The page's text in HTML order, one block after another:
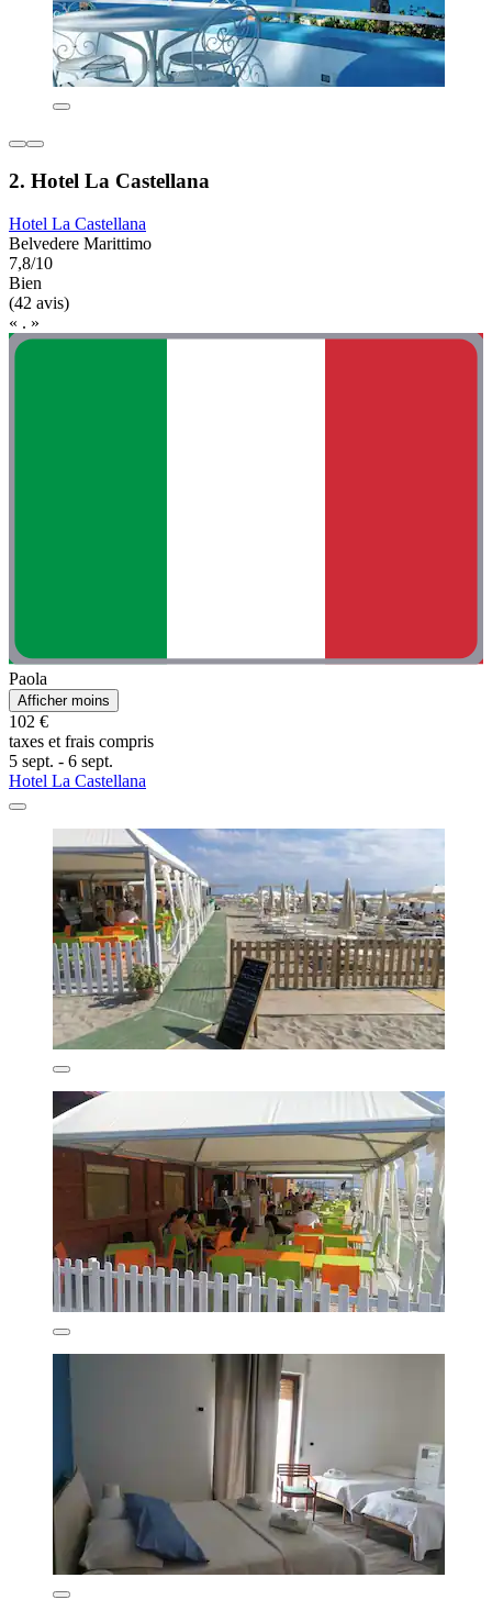
2. Hotel La Castellana
Hotel La Castellana
Belvedere Marittimo
7,8/10
Bien
(42 avis)
« . »
Paola
Afficher moins
102 €
taxes et frais compris
5 sept. - 6 sept.
Hotel La Castellana